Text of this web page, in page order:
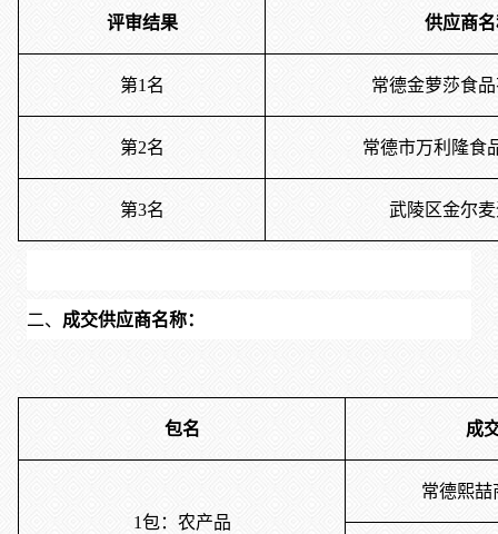
评审结果 供应商
第1名 常德金萝莎食
第2名 常德市万利隆食
第3名 武陵区金尔
二、 成交供应商名称：
包名 成
1包：农产品
常德熙喆